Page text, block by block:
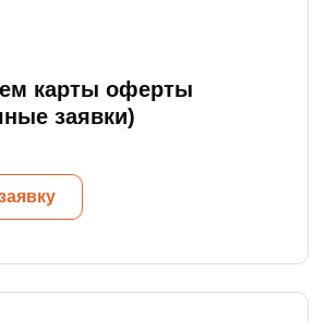
карты оферты
заявки)